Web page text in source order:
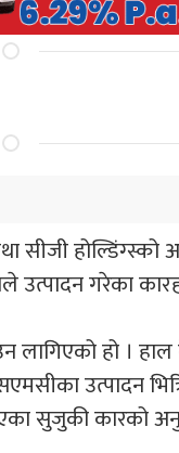
होल्डिंग्स्को
उत्पादन गरेका
लागिएको हो ।
उत्पादन
सुजुकी कारको